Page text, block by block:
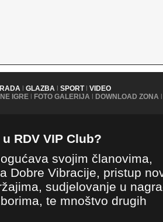
| GLAZBA | SPORT | VIDEO
IGRE | FOTO GALERIJA | DOWNLOAD ZONA |
RDV VIP Club?
svojim članovima,
Dobre Vibracije, pristup
sudjelovanje u
te mnoštvo drugih